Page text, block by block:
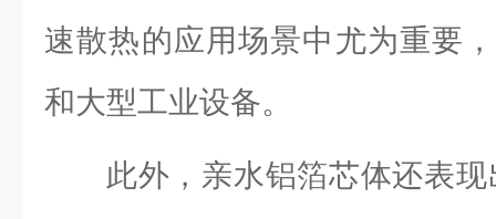
速散热的应用场景中尤为重要
和大型工业设备。
此外，亲水铝箔芯体还表